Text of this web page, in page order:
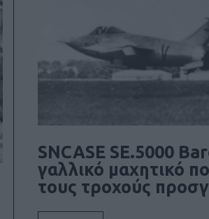
SNCASE SE.5000
γαλλικό μαχητικό
τους τροχούς